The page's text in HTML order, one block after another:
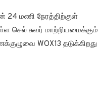
24 மணி நேரத்திற்குள்
செல் சுவர் மாற்றியமைக்கும்
WOX13 தடுக்கிறது